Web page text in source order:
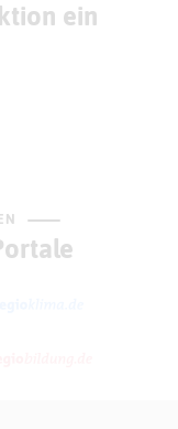
ein